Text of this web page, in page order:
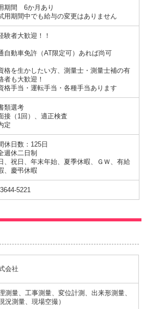
期間 6か月あり
用期間中でも給与の変更はありません
験者大歓迎！！
自動車免許（AT限定可）あれば尚可
格を生かしたい方、測量士・測量士補の有
者も大歓迎！
格手当・運転手当・各種手当あります
類選考
接（1回）、適正検査
定
休日数：125日
週休二日制
、祝日、年末年始、夏季休暇、ＧＷ、有給
、慶弔休暇
5221
会社
測量、工事測量、変位計測、出来形測量、
況測量、現場空撮）